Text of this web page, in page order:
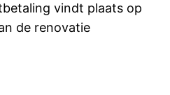
vindt plaats op
de renovatie